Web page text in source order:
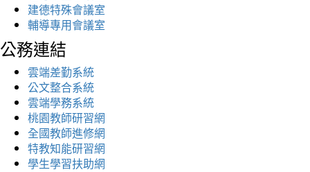
建德特殊會議室
輔導專用會議室
公務連結
雲端差勤系統
公文整合系統
雲端學務系統
桃園教師研習網
全國教師進修網
特教知能研習網
學生學習扶助網